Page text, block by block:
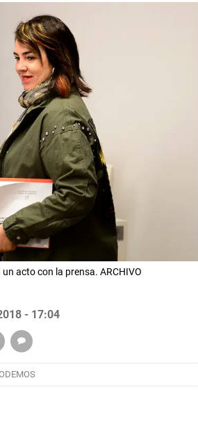
acto con la prensa. ARCHIVO
- 17:04